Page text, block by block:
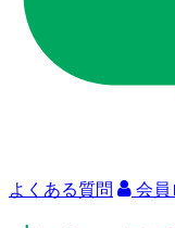
よくある質問 会員